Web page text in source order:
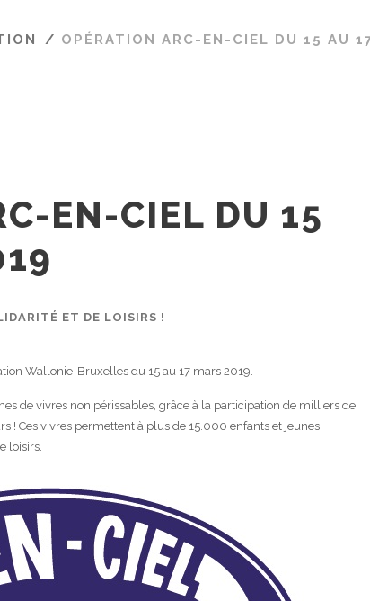
/ OPÉRATION ARC-EN-CIEL DU 15 AU
EN-CIEL DU 15
ET DE LOISIRS !
Wallonie-Bruxelles du 15 au 17 mars 2019.
de vivres non périssables, grâce à la participation de milliers de
! Ces vivres permettent à plus de 15.000 enfants et jeunes
loisirs.